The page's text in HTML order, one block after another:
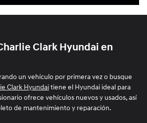
Clark Hyundai en
un vehículo por primera vez o busque
Clark Hyundaitiene el Hyundai ideal para
ofrece vehículos nuevos y usados, así
de mantenimiento y reparación.